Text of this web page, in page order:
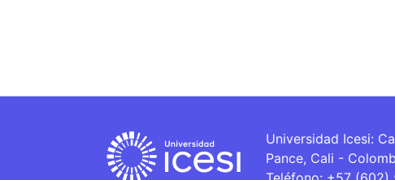
Universidad Icesi:
Pance, Cali -